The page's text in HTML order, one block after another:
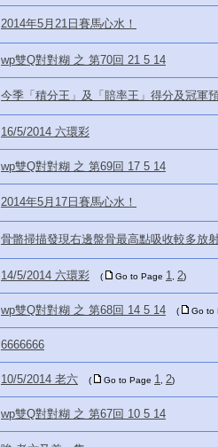
2014年5月21日賽馬心水！
wp雙Q對對糊 之 第70回 21 5 14
今季「積分王」及「賠率王」得分及冠軍
16/5/2014 六環彩
wp雙Q對對糊 之 第69回 17 5 14
2014年5月17日賽馬心水！
骨骼掃描發現右邊盤骨最高點吸收較多放
14/5/2014 六環彩 ( Go to Page 1 2)
wp雙Q對對糊 之 第68回 14 5 14 ( Go to
6666666
10/5/2014 老六 ( Go to Page 1 2)
wp雙Q對對糊 之 第67回 10 5 14